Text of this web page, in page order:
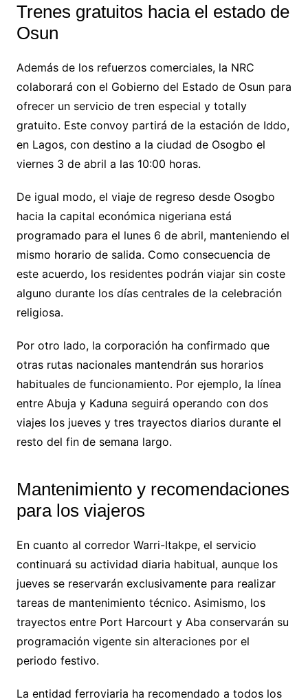
Trenes gratuitos hacia el estado de
Osun
Además de los refuerzos comerciales, la NRC
colaborará con el Gobierno del Estado de Osun para
ofrecer un servicio de tren especial y totally
gratuito. Este convoy partirá de la estación de Iddo,
en Lagos, con destino a la ciudad de Osogbo el
viernes 3 de abril a las 10:00 horas.
De igual modo, el viaje de regreso desde Osogbo
hacia la capital económica nigeriana está
programado para el lunes 6 de abril, manteniendo el
mismo horario de salida. Como consecuencia de
este acuerdo, los residentes podrán viajar sin coste
alguno durante los días centrales de la celebración
religiosa.
Por otro lado, la corporación ha confirmado que
otras rutas nacionales mantendrán sus horarios
habituales de funcionamiento. Por ejemplo, la línea
entre Abuja y Kaduna seguirá operando con dos
viajes los jueves y tres trayectos diarios durante el
resto del fin de semana largo.
Mantenimiento y recomendaciones
para los viajeros
En cuanto al corredor Warri-Itakpe, el servicio
continuará su actividad diaria habitual, aunque los
jueves se reservarán exclusivamente para realizar
tareas de mantenimiento técnico. Asimismo, los
trayectos entre Port Harcourt y Aba conservarán su
programación vigente sin alteraciones por el
periodo festivo.
La entidad ferroviaria ha recomendado a todos los